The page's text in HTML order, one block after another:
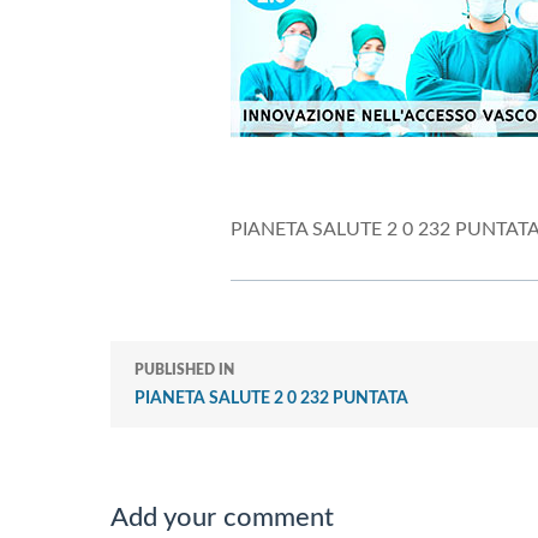
PIANETA SALUTE 2 0 232
PUBLISHED IN
PIANETA SALUTE 2 0 232 PUNTATA
Add your comment